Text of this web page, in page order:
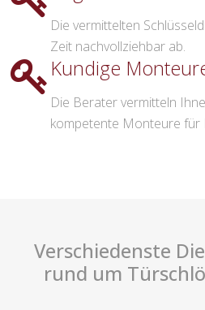
Die vermittelten
Zeit nachvollziehbar ab.
Kundige
Die Berater vermitteln
kompetente Monteure für
Verschiedenste
rund um